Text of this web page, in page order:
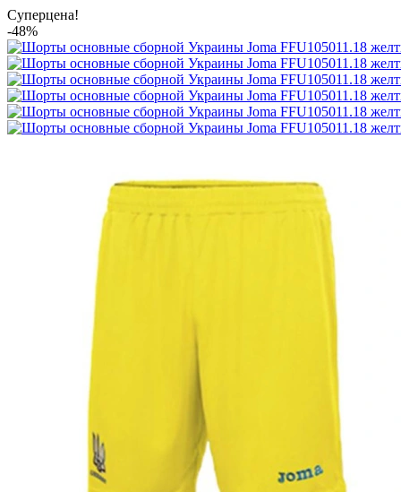
Суперцена!
-48%